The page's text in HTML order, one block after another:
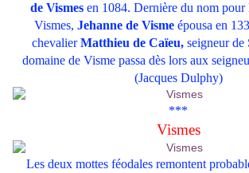
de Vismesen 1084. Dernière du nom pour
Vismes, Jehanne de Visme épousa en
chevalierMatthieu de Caïeu,seigneur de
domaine de Visme passa dès lors aux
(Jacques Dulphy)
***
Vismes
Les deux mottes féodales remontent